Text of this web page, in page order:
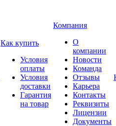
Как купить
Условия
оплаты
Условия
доставки
Гарантия
на товар
Компания
О
компании
Новости
Команда
Отзывы
Карьера
Контакты
Реквизиты
Лицензии
Документы